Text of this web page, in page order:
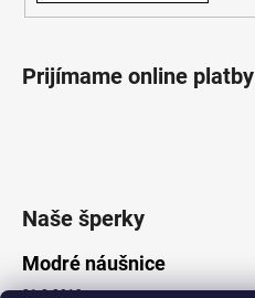
Prijímame online platby
Naše šperky
Modré náušnice